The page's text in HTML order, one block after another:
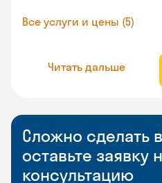
Все услуги и цены (5)
Читать дальше
Сложно сделать
оставьте заявку
консультацию